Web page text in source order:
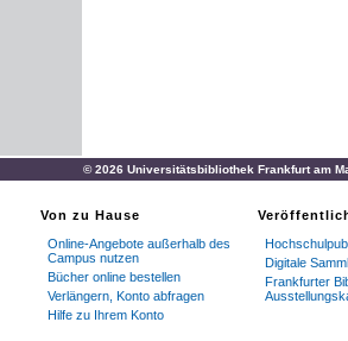
© 2026 Universitätsbibliothek Frankfurt am
Von zu Hause
Online-Angebote außerhalb des
Campus nutzen
Bücher online bestellen
Verlängern, Konto abfragen
Hilfe zu Ihrem Konto
Digitale
Frankfurter